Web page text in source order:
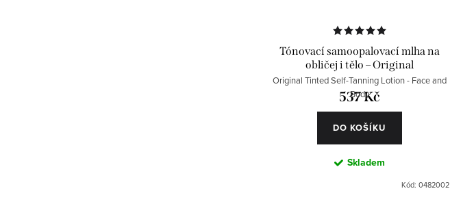
Tónovací samoopalovací mlha na
obličej i tělo – Original
Original Tinted Self-Tanning Lotion - Face and
Body
537 Kč
DO KOŠÍKU
Skladem
Kód: 0482002